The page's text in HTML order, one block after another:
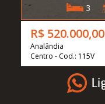
3
R$ 520.000,00
Analândia
Centro - Cod.: 115V